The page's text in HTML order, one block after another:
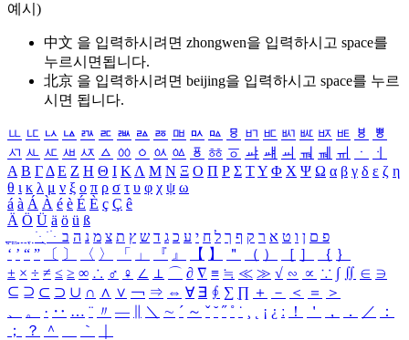
예시)
中文 을 입력하시려면 zhongwen을 입력하시고 space를
누르시면됩니다.
北京 을 입력하시려면 beijing을 입력하시고 space를 누르
시면 됩니다.
ㅥ ㅦ ㅧ ㅨ ㅩ ㅪ ㅫ ㅬ ㅭ ㅮ ㅯ ㅰ ㅱ ㅲ ㅳ ㅴ ㅵ ㅶ ㅷ ㅸ
ㅹ
ㅺ ㅻ ㅼ ㅽ ㅾ ㅿ ㆀ ㆁ ㆂ ㆃ ㆄ ㆅ ㆆ ㆇ ㆈ ㆉ ㆊ ㆋ ㆌ ㆍ
ㆎ
Α Β ΓΔ Ε Ζ Η Θ Ι ΚΛ Μ Ν Ξ Ο Π Ρ Σ ΤΥ Φ Χ Ψ Ω α β γ δ ε ζ η
θ ι κ λ μ ν ξ ο π ρ σ τ υ φ χ ψ ω
á à Á À é è É È ç Ç ê
Ä Ö Ü ä ö ü ß
ִֶֹ ֻּ ׁׂ פ ם ן ו ט א ר ק ף ך ל ח י ע כ ג ד ש ץ ת צ מ נ ה ב
‘ ’ “ ” 〔 〕 〈 〉 「 」 『 』 【 】 ＂ （ ） ［ ］ ｛ ｝
± × ÷ ≠ ≤ ≥ ∞ ∴ ♂ ♀ ∠ ⊥ ⌒ ∂ ∇ ≡ ≒ ≪ ≫ √ ∽ ∝ ∵ ∫ ∬ ∈ ∋
⊆ ⊇ ⊂ ⊃ ∪ ∩ ∧ ∨ ￢ ⇒ ⇔ ∀ ∃ ∮ ∑ ∏ ＋ － ＜ ＝
＞
、
。 · ‥ … ¨ 〃 ― ＼ ∼ ´ ～ ˇ ˘ ˝ ˚ ˙ ¸ ¡ ¿ ː ！ ＇ ， ． ／
：
；
？ ＾ ｀